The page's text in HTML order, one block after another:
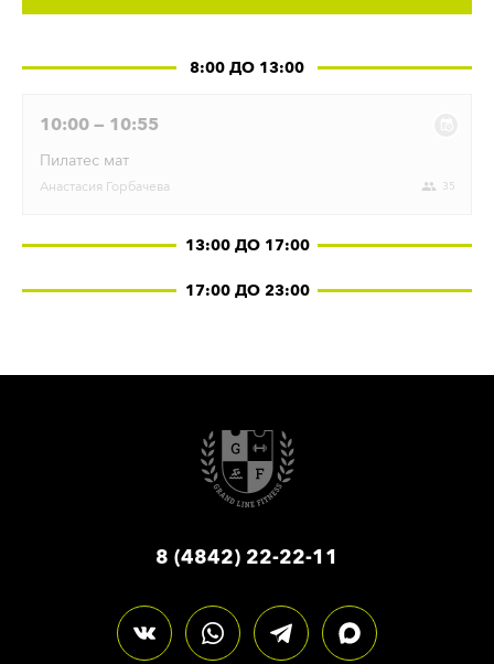
8:00 ДО 13:00
10:00 — 10:55
Пилатес мат
Анастасия Горбачева 35
13:00 ДО 17:00
17:00 ДО 23:00
8 (4842) 22-22-11